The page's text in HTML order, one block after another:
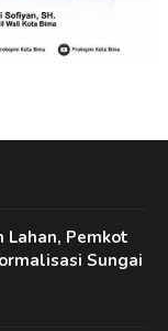
Lahan, Pemkot
Sungai